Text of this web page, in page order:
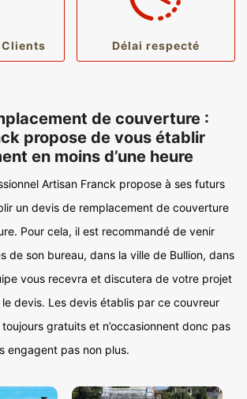
Délai respecté
de couverture :
propose de vous établir
en moins d’une heure
Artisan Franck propose à ses futurs
un devis de remplacement de couverture
Pour cela, il est recommandé de venir
de son bureau, dans la ville de Bullion, dans
vous recevra et discutera de votre projet
devis. Les devis établis par ce couvreur
gratuits et n’occasionnent donc pas
engagent pas non plus.